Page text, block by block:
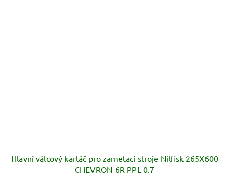
Hlavní válcový kartáč pro zametací stroje Nilfisk 265X600
CHEVRON 6R PPL 0.7